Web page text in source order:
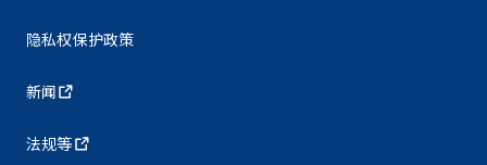
隐私权保护政策
新闻
法规等